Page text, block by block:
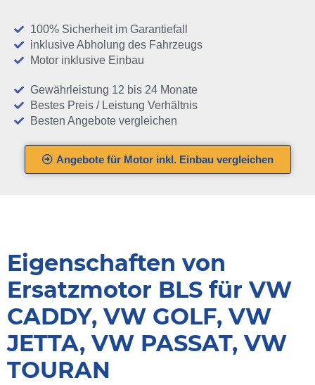
100% Sicherheit im Garantiefall
inklusive Abholung des Fahrzeugs
Motor inklusive Einbau
Gewährleistung 12 bis 24 Monate
Bestes Preis / Leistung Verhältnis
Besten Angebote vergleichen
Angebote für Motor inkl. Einbau vergleichen
Eigenschaften von
Ersatzmotor BLS für VW
CADDY, VW GOLF, VW
JETTA, VW PASSAT, VW
TOURAN